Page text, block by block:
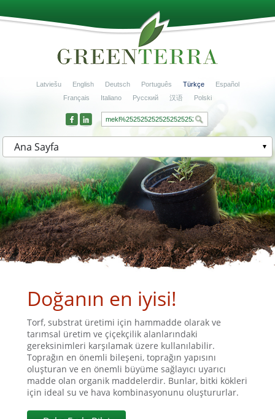
Latviešu English Deutsch Português Türkçe
Español
Français
Italiano Русский 汉语 Polski
Ana Sayfa
Doğanın en iyisi!
Torf, substrat üretimi için hammadde olarak ve
tarımsal üretim ve çiçekçilik alanlarındaki
gereksinimleri karşılamak üzere kullanılabilir.
Toprağın en önemli bileşeni, toprağın yapısını
oluşturan ve en önemli büyüme sağlayıcı uyarıcı
madde olan organik maddelerdir. Bunlar, bitki kökleri
için ideal su ve hava kombinasyonunu oluştururlar.